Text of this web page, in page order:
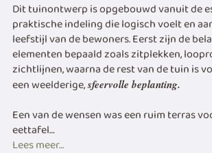
Dit tuinontwerp is opgebouwd vanuit de
praktische indeling die logisch voelt en
leefstijl van de bewoners. Eerst zijn de
elementen bepaald zoals zitplekken,
zichtlijnen, waarna de rest van de tuin is
een weelderige,sfeervolle beplanting.
Een van de wensen was een ruim terras
eettafel…
Lees meer…